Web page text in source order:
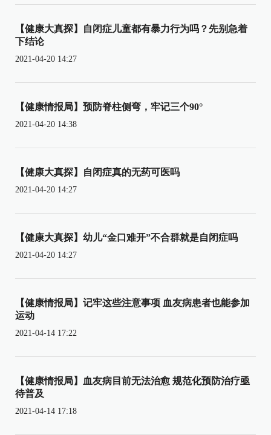
【健康大真探】自闭症儿童都有暴力行为吗？先别急着
下结论
2021-04-20 14:27
【健康情报局】预防脊柱侧弯，牢记三个90°
2021-04-20 14:38
【健康大真探】自闭症真的无药可医吗
2021-04-20 14:27
【健康大真探】幼儿“金口难开”不合群就是自闭症吗
2021-04-20 14:27
【健康情报局】记牢这些注意事项 血友病患者也能参加
运动
2021-04-14 17:22
【健康情报局】血友病目前无法治愈 规范化预防治疗亟
待普及
2021-04-14 17:18